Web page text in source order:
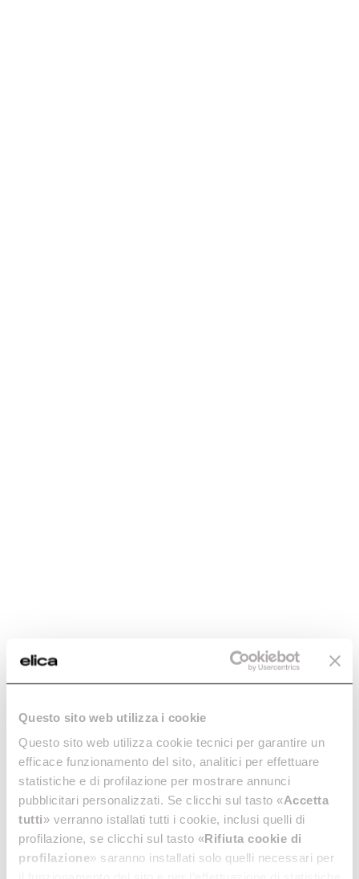
Questo sito web utilizza i cookie
Questo sito web utilizza cookie tecnici per garantire un
efficace funzionamento del sito, analitici per effettuare
statistiche e di profilazione per mostrare annunci
pubblicitari personalizzati. Se clicchi sul tasto «Accetta
tutti» verranno istallati tutti i cookie, inclusi quelli di
profilazione, se clicchi sul tasto «Rifiuta cookie di
profilazione» saranno installati solo quelli necessari per